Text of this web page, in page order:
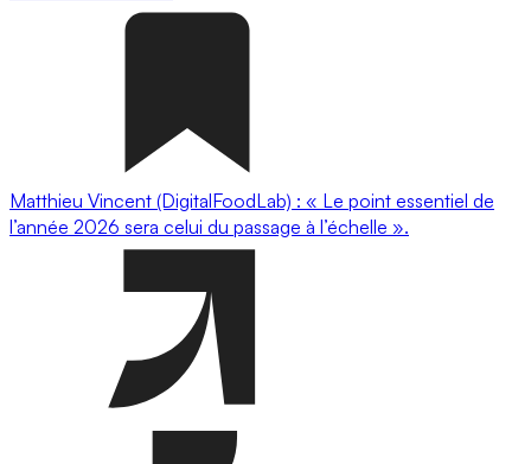
Matthieu Vincent (DigitalFoodLab) : « Le point essentiel de
l’année 2026 sera celui du passage à l’échelle ».